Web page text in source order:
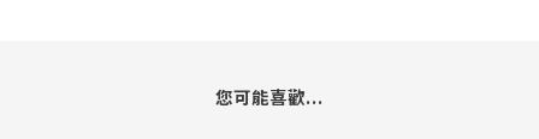
您可能喜歡...